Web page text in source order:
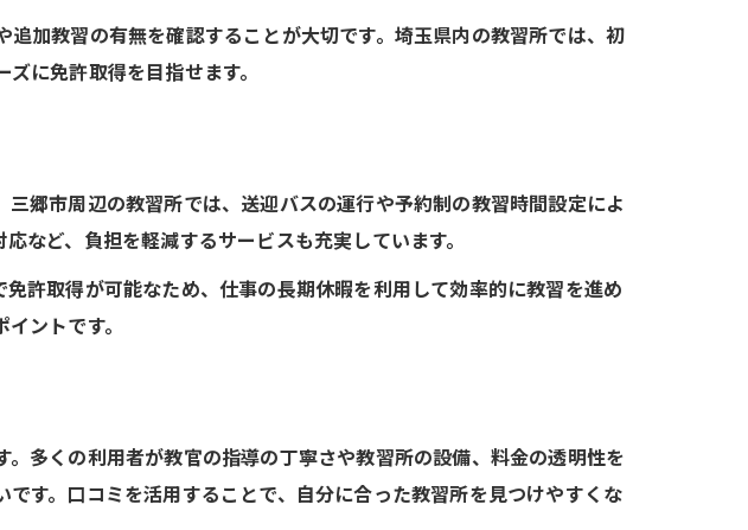
加教習の有無を確認することが大切です。埼玉県内の教習所では、初
に免許取得を目指せます。
郷市周辺の教習所では、送迎バスの運行や予約制の教習時間設定によ
など、負担を軽減するサービスも充実しています。
許取得が可能なため、仕事の長期休暇を利用して効率的に教習を進め
ントです。
多くの利用者が教官の指導の丁寧さや教習所の設備、料金の透明性を
す。口コミを活用することで、自分に合った教習所を見つけやすくな